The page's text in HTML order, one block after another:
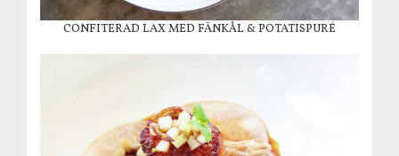
CONFITERAD LAX MED FÄNKÅL & POTATISPURÉ